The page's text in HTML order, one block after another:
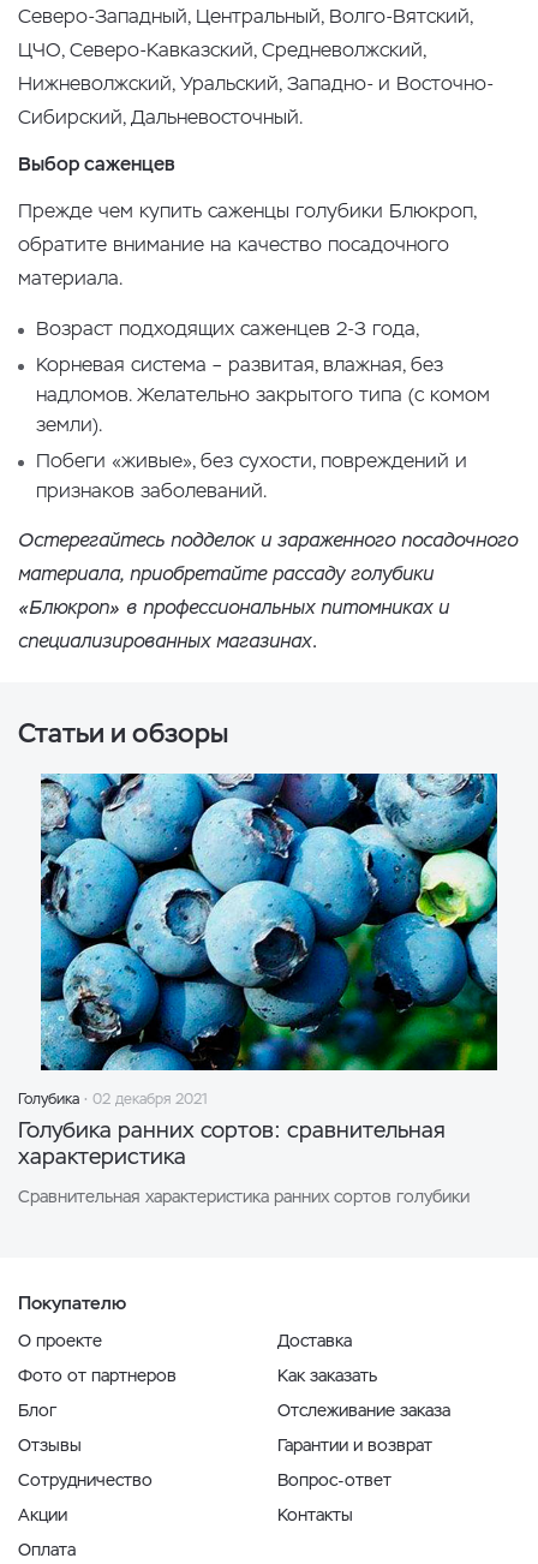
Северо-Западный, Центральный, Волго-Вятский,
ЦЧО, Северо-Кавказский, Средневолжский,
Нижневолжский, Уральский, Западно- и Восточно-
Сибирский, Дальневосточный.
Выбор саженцев
Прежде чем купить саженцы голубики Блюкроп,
обратите внимание на качество посадочного
материала.
Возраст подходящих саженцев 2-3 года,
Корневая система – развитая, влажная, без
надломов. Желательно закрытого типа (с комом
земли).
Побеги «живые», без сухости, повреждений и
признаков заболеваний.
Остерегайтесь подделок и зараженного посадочного
материала, приобретайте рассаду голубики
«Блюкроп» в профессиональных питомниках и
специализированных магазинах.
Статьи и обзоры
Голубика 02 декабря 2021
Голубика ранних сортов: сравнительная
характеристика
Сравнительная характеристика ранних сортов голубики
Покупателю
О проекте
Фото от партнеров
Блог
Отзывы
Сотрудничество
Акции
Оплата
Доставка
Как заказать
Отслеживание заказа
Гарантии и возврат
Вопрос-ответ
Контакты